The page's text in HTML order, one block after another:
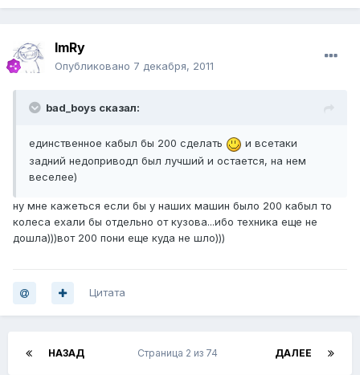
ImRy
Опубликовано 7 декабря, 2011
bad_boys сказал:
единственное кабыл бы 200 сделать
и всетаки
задний недоприводл был лучший и остается, на нем
веселее)
ну мне кажеться если бы у наших машин было 200 кабыл то
колеса ехали бы отдельно от кузова...ибо техника еще не
дошла)))вот 200 пони еще куда не шло)))
Цитата
НАЗАД ДАЛЕЕ
Страница 2 из 74